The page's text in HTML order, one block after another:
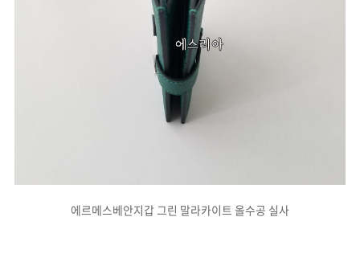
에르메스베안지갑 그린 말라카이트 올수공 실사